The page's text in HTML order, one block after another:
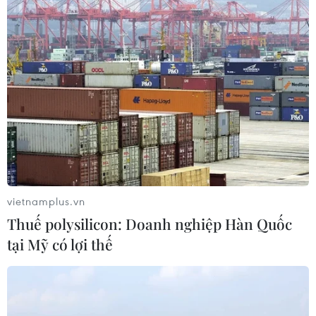
Nhiều chuyến bay tại Đức chuyển
hướng do vật thể bay gần đường
băng
05/08/2026 10:54
Dự luật trừng phạt Nga của
Mỹ có thể khiến châu Âu chịu tác
động ngược
05/08/2026 04:58
EU tuyên bố vượt qua “phép thử” an
vietnamplus.vn
Thuế polysilicon: Doanh nghiệp Hàn Quốc
tại Mỹ có lợi thế